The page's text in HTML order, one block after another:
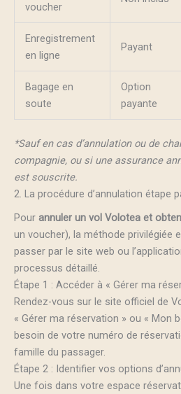
voucher
Enregistrement
en ligne
Payant
Bagage en
soute
Option
payante
*Sauf en cas d’annulation ou de
compagnie, ou si une assurance
est souscrite.
2. La procédure d’annulation étape
Pour annuler un vol Volotea et
un voucher), la méthode privilégiée
passer par le site web ou
processus détaillé.
Étape 1 : Accéder à « Gérer ma
Rendez-vous sur le site officiel de
« Gérer ma réservation » ou « Mon
besoin de votre numéro de
famille du passager.
Étape 2 : Identifier vos options
Une fois dans votre espace